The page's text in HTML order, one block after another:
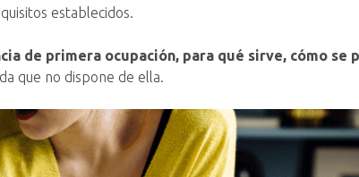
establecidos.
de primera ocupación, para qué sirve, cómo se
que no dispone de ella.